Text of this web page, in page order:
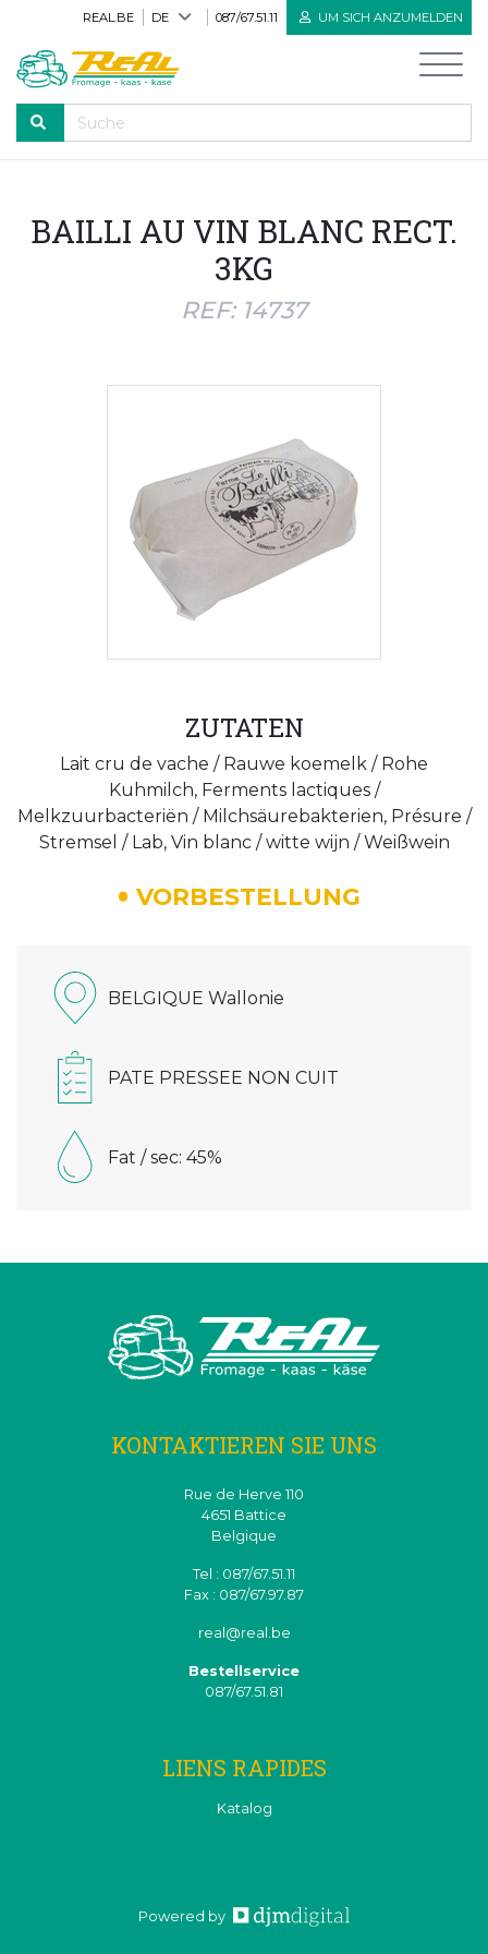
REAL.BE DE 087/67.51.11 UM SICH ANZUMELDEN
Willkommen
Alle Produkte
Neue Produkte
BAILLI AU VIN BLANC RECT.
3KG
REF: 14737
ZUTATEN
Lait cru de vache / Rauwe koemelk / Rohe
Kuhmilch, Ferments lactiques /
Melkzuurbacteriën / Milchsäurebakterien, Présure /
Stremsel / Lab, Vin blanc / witte wijn / Weißwein
VORBESTELLUNG
BELGIQUE Wallonie
PATE PRESSEE NON CUIT
Fat / sec: 45%
KONTAKTIEREN SIE UNS
Rue de Herve 110
4651 Battice
Belgique
Tel : 087/67.51.11
Fax : 087/67.97.87
real@real.be
Bestellservice
087/67.51.81
LIENS RAPIDES
Katalog
Powered by